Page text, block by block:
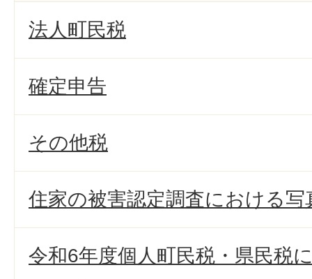
法人町民税
確定申告
その他税
住家の被害認定調査における
令和6年度個人町民税・県民税